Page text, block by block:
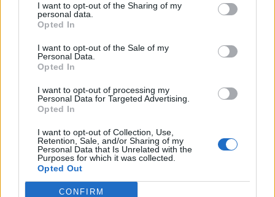
I want to opt-out of the Sharing of my
personal data.
Opted In
I want to opt-out of the Sale of my
Personal Data.
Opted In
I want to opt-out of processing my
Personal Data for Targeted Advertising.
Opted In
I want to opt-out of Collection, Use,
Retention, Sale, and/or Sharing of my
Personal Data that Is Unrelated with the
Purposes for which it was collected.
Opted Out
CONFIRM